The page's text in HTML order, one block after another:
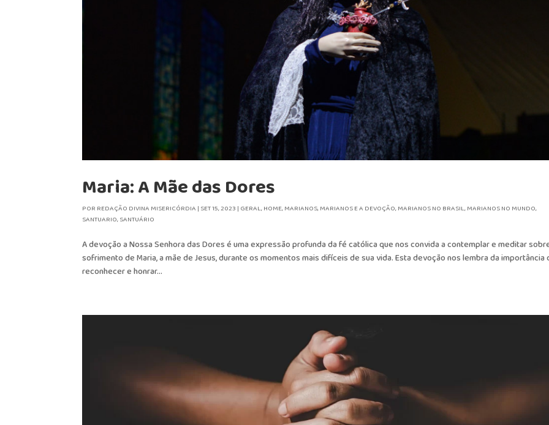
Maria: A Mãe das Dores
POR REDAÇÃO DIVINA MISERICÓRDIA | SET 15, 2023 | GERAL,HOME,MARIANOS,MARIANOS E A DEVOÇÃO,MARIANOS NO BRASIL,MARIANOS NO MUNDO,
SANTUARIO,SANTUÁRIO
A devoção a Nossa Senhora das Dores é uma expressão profunda da fé católica que nos convida a contemplar e meditar
sofrimento de Maria, a mãe de Jesus, durante os momentos mais difíceis de sua vida. Esta devoção nos lembra da importância
reconhecer e honrar...